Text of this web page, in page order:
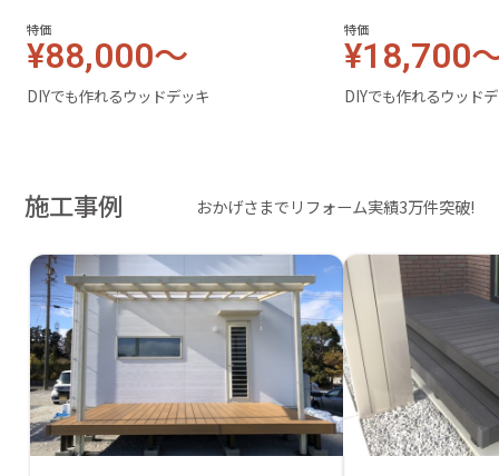
特価
¥88,000～
DIYでも作れるウッドデッキ
特価
¥18,700
DIYでも作れるウッド
施工事例 おかげさまでリフォーム実績3万件突破!